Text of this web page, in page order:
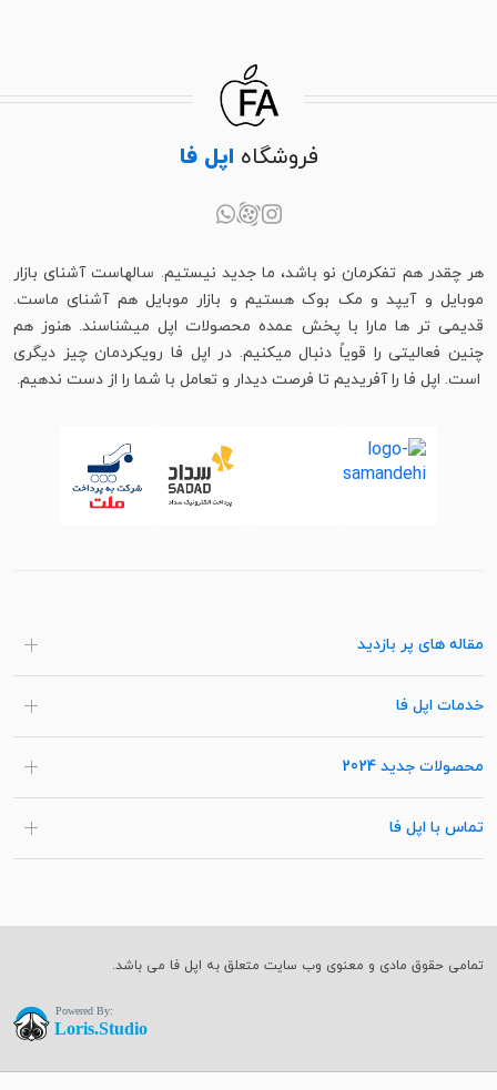
فروشگاهاپل فا
هر چقدر هم تفکرمان نو باشد، ما جدید نیستیم. سالهاست آشنای بازار
موبایل و آیپد و مک بوک هستیم و بازار موبایل هم آشنای ماست.
قدیمی تر ها مارا با پخش عمده محصولات اپل میشناسند. هنوز هم
چنین فعالیتی را قویاً دنبال میکنیم. در اپل فا رویکردمان چیز دیگری
است. اپل فا را آفریدیم تا فرصت دیدار و تعامل با شما را از دست ندهیم.
مقاله های پر بازدید
خدمات اپل فا
محصولات جدید 2024
تماس با اپل فا
تمامی حقوق مادی و معنوی وب سایت متعلق به اپل فا می باشد.